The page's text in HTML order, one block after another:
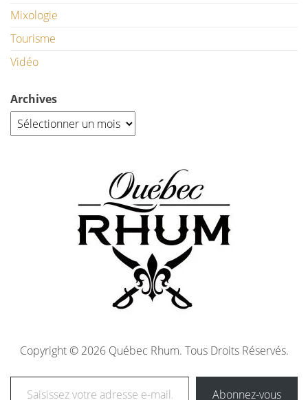
Mixologie
Tourisme
Vidéo
Archives
Copyright © 2026 Québec Rhum. Tous Droits Réservés.
Abonnez-vous